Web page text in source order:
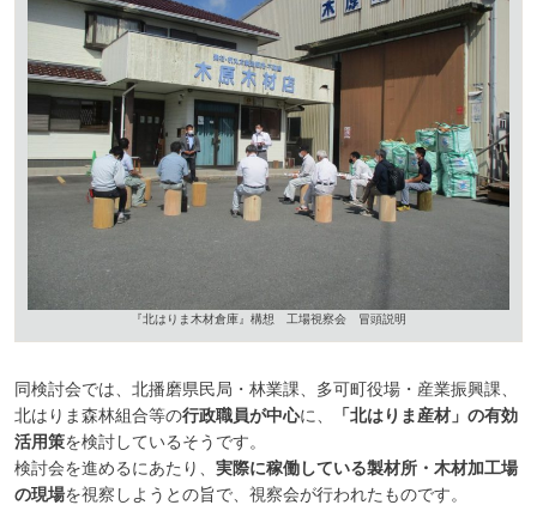
『北はりま木材倉庫』構想 工場視察会 冒頭説明
同検討会では、北播磨県民局・林業課、多可町役場・産業振興課、
北はりま森林組合等の行政職員が中心に、
「北はりま産材」の有効
活用策を検討しているそうです。
検討会を進めるにあたり、 実際に稼働している製材所・木材加工場
の現場を視察しようとの旨で、視察会が行われたものです。